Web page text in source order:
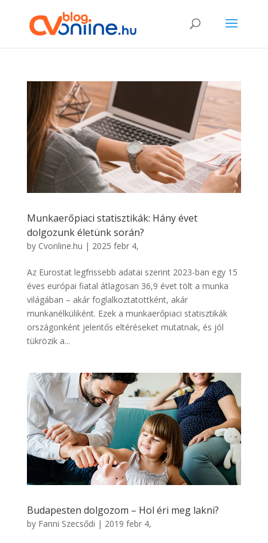
Munkaerőpiaci statisztikák: Hány évet
dolgozunk életünk során?
by Cvonline.hu | 2025 febr 4,
Az Eurostat legfrissebb adatai szerint 2023-ban egy 15
éves európai fiatal átlagosan 36,9 évet tölt a munka
világában – akár foglalkoztatottként, akár
munkanélküliként. Ezek a munkaerőpiaci statisztikák
országonként jelentős eltéréseket mutatnak, és jól
tükrözik a...
Budapesten dolgozom – Hol éri meg lakni?
by Fanni Szecsődi | 2019 febr 4,